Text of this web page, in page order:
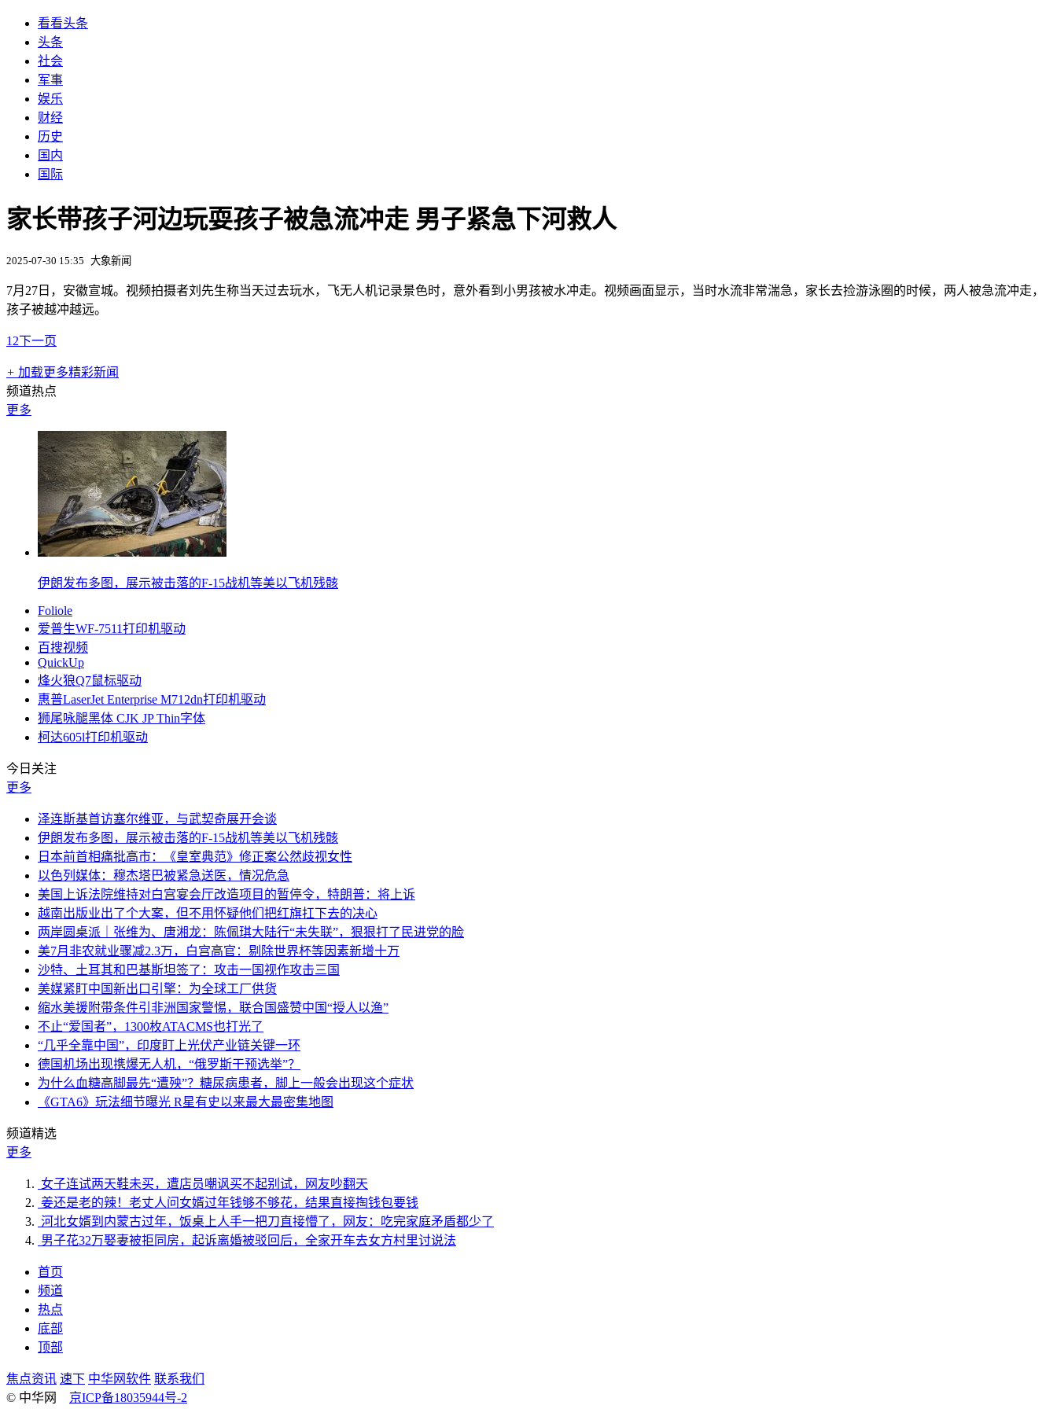
看看头条
头条
社会
军事
娱乐
财经
历史
国内
国际
家长带孩子河边玩耍孩子被急流冲走 男子紧急下河救人
2025-07-30 15:35 大象新闻
7月27日，安徽宣城。视频拍摄者刘先生称当天过去玩水，飞无人机记录景色时，意外看到小男孩被水冲走。视频画面显示，当时水流非常湍急，家长去捡游泳圈的时候，两人被急流冲走，
孩子被越冲越远。
1 2下一页
+ 加载更多精彩新闻
频道热点
更多
伊朗发布多图，展示被击落的F-15战机等美以飞机残骸
Foliole
爱普生WF‑7511打印机驱动
百搜视频
QuickUp
烽火狼Q7鼠标驱动
惠普LaserJet Enterprise M712dn打印机驱动
狮尾咏腿黑体 CJK JP Thin字体
柯达605l打印机驱动
今日关注
更多
泽连斯基首访塞尔维亚，与武契奇展开会谈
伊朗发布多图，展示被击落的F-15战机等美以飞机残骸
日本前首相痛批高市：《皇室典范》修正案公然歧视女性
以色列媒体：穆杰塔巴被紧急送医，情况危急
美国上诉法院维持对白宫宴会厅改造项目的暂停令，特朗普：将上诉
越南出版业出了个大案，但不用怀疑他们把红旗扛下去的决心
两岸圆桌派｜张维为、唐湘龙：陈佩琪大陆行“未失联”，狠狠打了民进党的脸
美7月非农就业骤减2.3万，白宫高官：剔除世界杯等因素新增十万
沙特、土耳其和巴基斯坦签了：攻击一国视作攻击三国
美媒紧盯中国新出口引擎：为全球工厂供货
缩水美援附带条件引非洲国家警惕，联合国盛赞中国“授人以渔”
不止“爱国者”，1300枚ATACMS也打光了
“几乎全靠中国”，印度盯上光伏产业链关键一环
德国机场出现携爆无人机，“俄罗斯干预选举”？
为什么血糖高脚最先“遭殃”？糖尿病患者，脚上一般会出现这个症状
《GTA6》玩法细节曝光 R星有史以来最大最密集地图
频道精选
更多
女子连试两天鞋未买，遭店员嘲讽买不起别试，网友吵翻天
姜还是老的辣！老丈人问女婿过年钱够不够花，结果直接掏钱包要钱
河北女婿到内蒙古过年，饭桌上人手一把刀直接懵了，网友：吃完家庭矛盾都少了
男子花32万娶妻被拒同房，起诉离婚被驳回后，全家开车去女方村里讨说法
首页
频道
热点
底部
顶部
焦点资讯 速下 中华网软件 联系我们
© 中华网 京ICP备18035944号-2